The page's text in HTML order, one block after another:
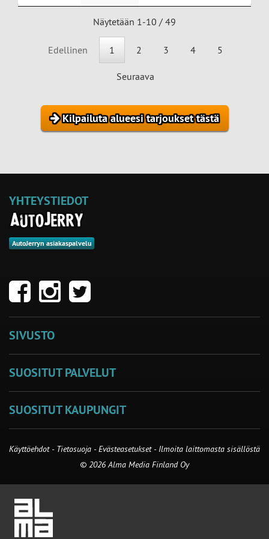
Näytetään 1-10 / 49
Edellinen 1 2 3 4 5
Seuraava
Kilpailuta alueesi tarjoukset tästä
YHTEYSTIEDOT
AutoJerryn asiakaspalvelu
SIVUSTO
SUOSITUT PALVELUT
SUOSITUT KAUPUNGIT
Käyttöehdot - Tietosuoja -Evästeasetukset- Ilmoita laittomasta sisällöstä
© 2026 Alma Media Finland Oy